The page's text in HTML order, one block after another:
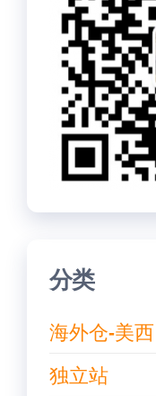
分类
海外仓-美西
独立站